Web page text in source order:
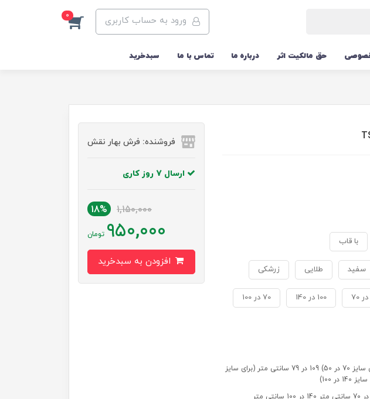
ورود به حساب کاربری 0
حق مالکیت اثر درباره ما تماس با ما سبدخرید
با قاب
سفید طلایی زرشکی
100 در 140 70 در 100
ابعاد قاب: 79 در 59 سانتی متر (برای سایز 70 در 50) 109 در 79 سانتی متر (برای سایز
فروشنده: فرش بهار نقش
ارسال 7 روز کاری
1,150,000
18%
950,000 تومان